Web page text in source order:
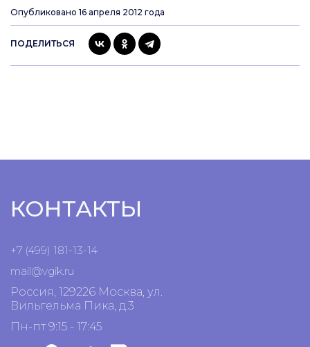
Опубликовано 16 апреля 2012 года
ПОДЕЛИТЬСЯ
КОНТАКТЫ
+7 (499) 181-13-14
mail@vgik.ru
Россия, 129226 Москва, ул.
Вильгельма Пика, д.3
Пн-пт 9:15 - 17:45